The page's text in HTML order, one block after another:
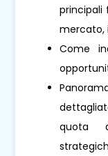
principali
mercato,
Come
quota